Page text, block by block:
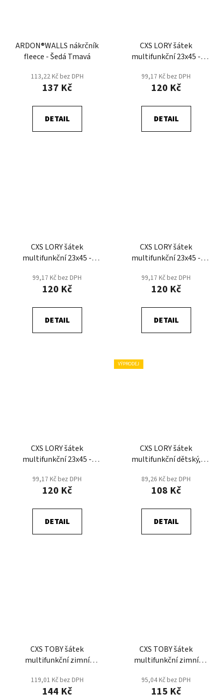
ARDON®WALLS nákrčník
fleece - Šedá Tmavá
113,22 Kč bez DPH
137 Kč
DETAIL
CXS LORY šátek
multifunkční 23x45 -
99,17 Kč bez DPH
120 Kč
DETAIL
CXS LORY šátek
multifunkční 23x45 -
99,17 Kč bez DPH
120 Kč
DETAIL
CXS LORY šátek
multifunkční 23x45 -
99,17 Kč bez DPH
120 Kč
DETAIL
CXS LORY šátek
multifunkční 23x45 -
99,17 Kč bez DPH
120 Kč
DETAIL
VÝPRODEJ
CXS LORY šátek
multifunkční dětský,
- DOPRODEJ
89,26 Kč bez DPH
108 Kč
DETAIL
CXS TOBY šátek
multifunkční zimní
119,01 Kč bez DPH
144 Kč
CXS TOBY šátek
multifunkční zimní
Černá/Bílá
95,04 Kč bez DPH
115 Kč